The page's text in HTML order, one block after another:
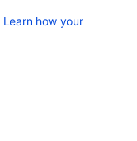
Learn how your